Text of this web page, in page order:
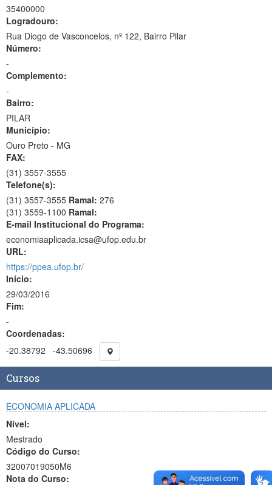
35400000
Logradouro:
Rua Diogo de Vasconcelos, nº 122, Bairro Pilar
Número:
-
Complemento:
-
Bairro:
PILAR
Município:
Ouro Preto - MG
FAX:
(31) 3557-3555
Telefone(s):
(31) 3557-3555 Ramal: 276
(31) 3559-1100 Ramal:
E-mail Institucional do Programa:
economiaaplicada.icsa@ufop.edu.br
URL:
https://ppea.ufop.br/
Início:
29/03/2016
Fim:
-
Coordenadas:
-20.38792
-43.50696
Cursos
ECONOMIA APLICADA
Nível:
Mestrado
Código do Curso:
32007019050M6
Nota do Curso: